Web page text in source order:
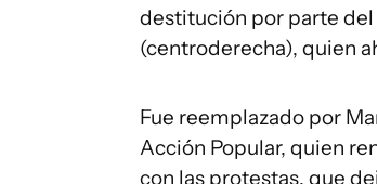
destitución por parte
(centroderecha), quien
Fue reemplazado por
Acción Popular, quien
con las protestas, que